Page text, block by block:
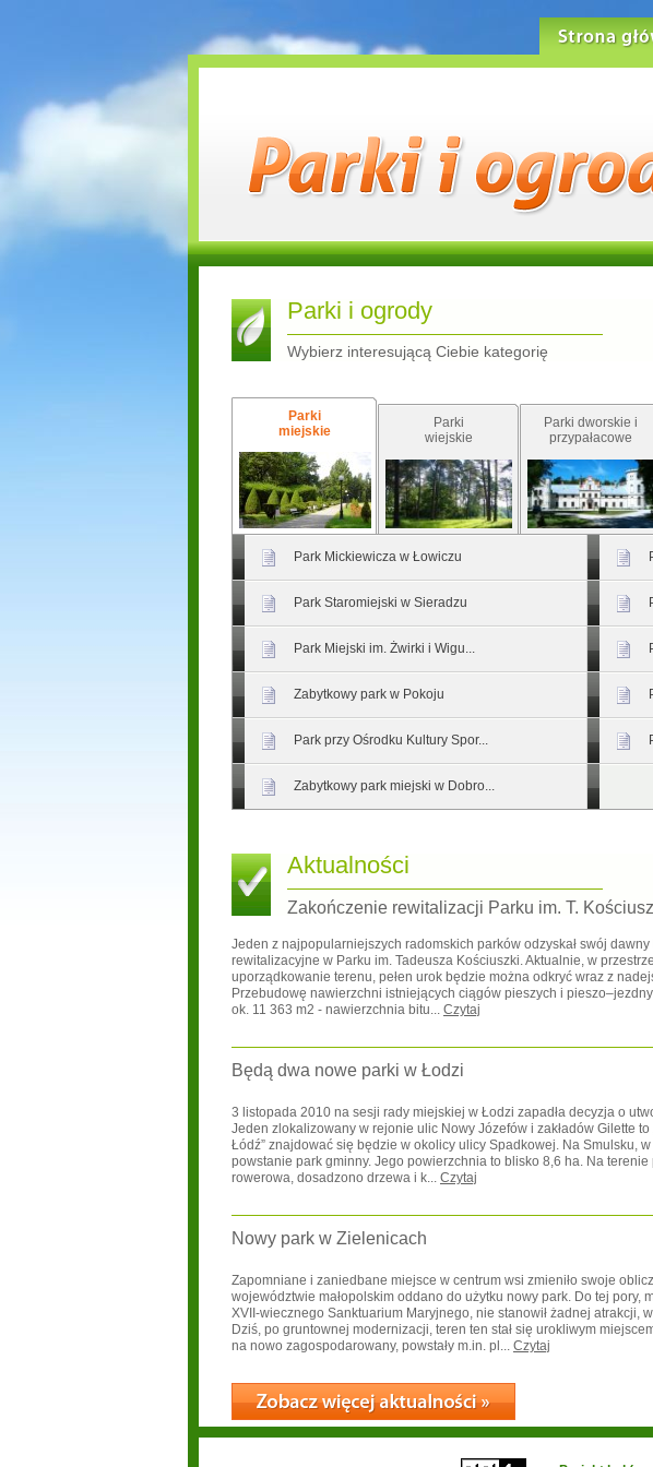
Parki i ogrody
Wybierz interesującą Ciebie kategorię
Parki
miejskie
Parki
wiejskie
Parki dworskie i
przypałacowe
Park Mickiewicza w Łowiczu
Park Staromiejski w Sieradzu
Park Miejski im. Żwirki i Wigu...
Zabytkowy park w Pokoju
Park przy Ośrodku Kultury Spor...
Zabytkowy park miejski w Dobro...
Aktualności
Zakończenie rewitalizacji Parku im. T.
Jeden z najpopularniejszych radomskich parków odzyskał swój dawny
rewitalizacyjne w Parku im. Tadeusza Kościuszki. Aktualnie, w
uporządkowanie terenu, pełen urok będzie można odkryć wraz z
Przebudowę nawierzchni istniejących ciągów pieszych i
ok. 11 363 m2 - nawierzchnia bitu... Czytaj
Będą dwa nowe parki w Łodzi
3 listopada 2010 na sesji rady miejskiej w Łodzi zapadła decyzja o
Jeden zlokalizowany w rejonie ulic Nowy Józefów i zakładów Gilette to
Łódź” znajdować się będzie w okolicy ulicy Spadkowej. Na Smulsku,
powstanie park gminny. Jego powierzchnia to blisko 8,6 ha. Na
rowerowa, dosadzono drzewa i k... Czytaj
Nowy park w Zielenicach
Zapomniane i zaniedbane miejsce w centrum wsi zmieniło swoje
województwie małopolskim oddano do użytku nowy park. Do tej pory,
XVII-wiecznego Sanktuarium Maryjnego, nie stanowił żadnej atrakcji,
Dziś, po gruntownej modernizacji, teren ten stał się urokliwym
na nowo zagospodarowany, powstały m.in. pl... Czytaj
Strona